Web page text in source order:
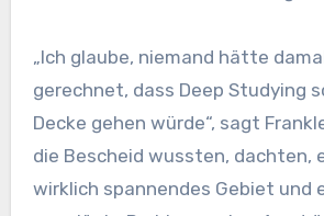
„Ich glaube, niemand hätte
gerechnet, dass Deep Studying
Decke gehen würde“, sagt
die Bescheid wussten, dachten,
wirklich spannendes Gebiet und